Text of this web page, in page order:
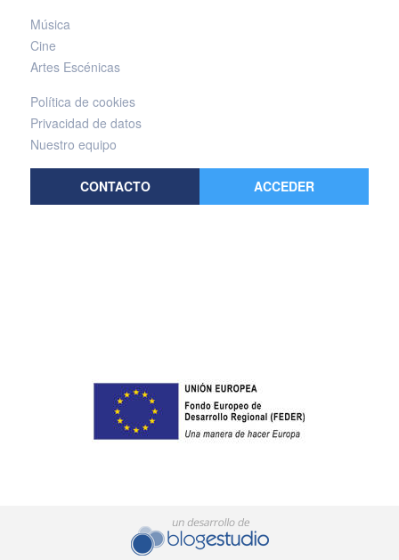
Música
Cine
Artes Escénicas
Política de cookies
Privacidad de datos
Nuestro equipo
CONTACTO ACCEDER